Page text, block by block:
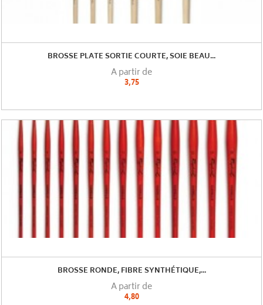
BROSSE PLATE SORTIE COURTE, SOIE BEAU...
A partir de
3,75
BROSSE RONDE, FIBRE SYNTHÉTIQUE,...
A partir de
4,80